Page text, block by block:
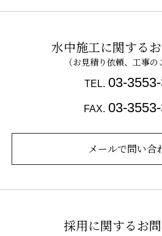
水中施工に関する
TEL. 03-
FAX. 03-
メールで問い合
採用に関するお